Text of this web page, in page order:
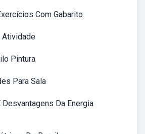
Com Gabarito
Atividade
Pintura
Para Sala
Desvantagens Da Energia